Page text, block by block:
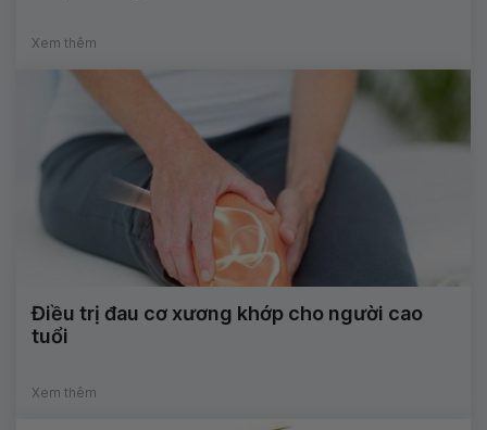
Xem thêm
Điều trị đau cơ xương khớp cho người cao
tuổi
Xem thêm